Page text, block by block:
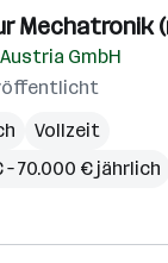
Mechatronik
Austria GmbH
Vollzeit
– 70.000 € jährlich